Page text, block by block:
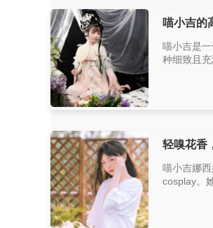
喵小吉的
喵小吉是
种细致且
轻嗅花香
喵小吉娜
cosplay。